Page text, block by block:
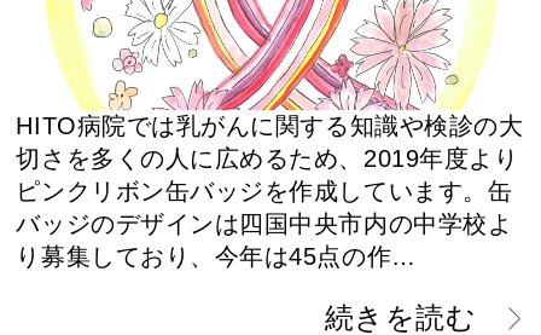
HITO病院では乳がんに関する知識や検診の大
切さを多くの人に広めるため、2019年度より
ピンクリボン缶バッジを作成しています。缶
バッジのデザインは四国中央市内の中学校よ
り募集しており、今年は45点の作…
続きを読む